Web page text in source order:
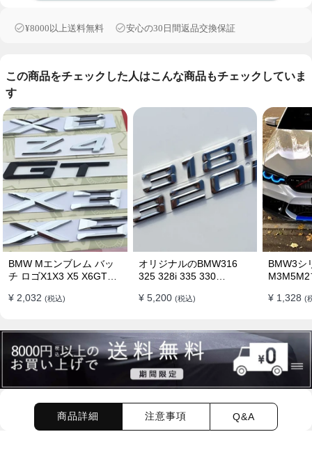
¥8000以上送料無料 安心の30日間返品交換保証
この商品をチェックした人はこんな商品もチェックしていま
す
BMW Mエンブレム バッ
チ ロゴX1X3 X5 X6GTワ
シリーズリアラベルBMW
¥ 2,032 (税込)
オリジナルのBMW316
325 328i 335 330
ッカー エンブレム バッチ
¥ 5,200 (税込)
BMW3シ
カバー修
¥ 1,328 (
商品詳細 注意事項 Q&A